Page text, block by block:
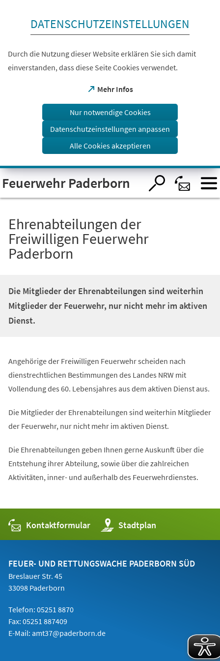
Visuelle
Assistenzsoftware
öffnen.
DATENSCHUTZEINSTELLUNGEN
Durch die Nutzung dieser Website erklären Sie sich damit
einverstanden, dass diese Seite Cookies verwendet.
Mehr Infos
(Öffnet
einem
Tab)
Nur notwendige Cookies
Datenschutzeinstellungen anpassen
Alle Cookies akzeptieren
Feuerwehr Paderborn
Ehrenabteilungen der
Freiwilligen Feuerwehr
Paderborn
Die Mitglieder der Ehrenabteilungen sind weiterhin
Mitglieder der Feuerwehr, nur nicht mehr im aktiven
Dienst.
Angehörige der Freiwilligen Feuerwehr scheiden nach
dienstrechtlichen Bestimmungen des Landes NRW mit
Vollendung des 60. Lebensjahres aus dem aktiven Dienst aus.
Die Mitglieder der Ehrenabteilungen sind weiterhin Mitglieder
der Feuerwehr, nur nicht mehr im aktiven Dienst.
Die Ehrenabteilungen geben Ihnen gerne Auskunft über die
Entstehung ihrer Abteilung, sowie über die zahlreichen
Aktivitäten, inner- und außerhalb des Feuerwehrdienstes.
Kontaktformular Stadtplan
(Öffnet
in
einem
Tab)
FEUER- UND RETTUNGSWACHE PADERBORN SÜD
Breslauer Str. 45
33098 Paderborn
Telefon: 05251 8870
Fax: 05251 887409
E-Mail: amt37@paderborn.de